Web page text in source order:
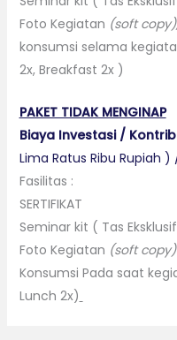
Foto Kegiatan (soft
konsumsi selama
2x, Breakfast 2x )
PAKET TIDAK MENGINAP
Biaya Investasi /
Lima Ratus Ribu Rupiah
Fasilitas :
SERTIFIKAT
Seminar kit ( Tas
Foto Kegiatan (soft copy)
Konsumsi Pada saat
Lunch 2x)